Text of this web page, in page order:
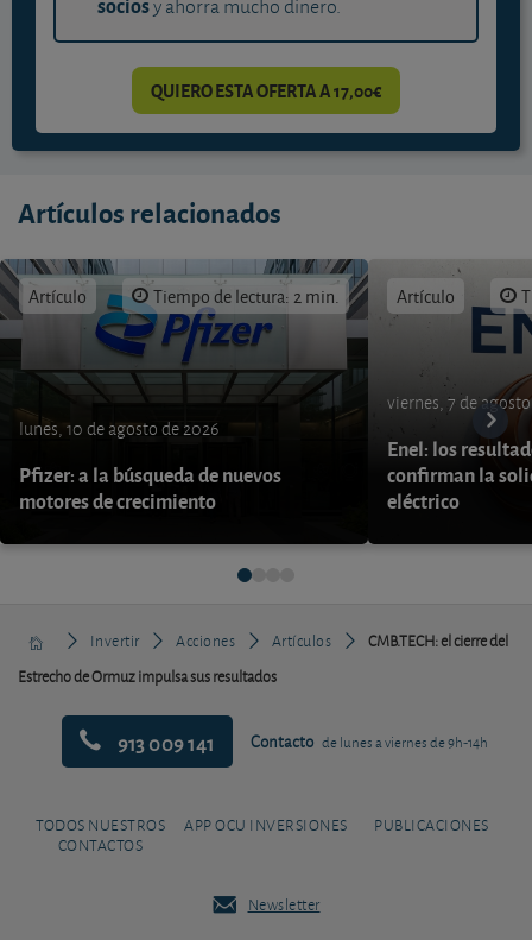
y ahorra mucho dinero.
QUIERO ESTA OFERTA A 17,00€
Artículos relacionados
Artículo Tiempo de lectura: 2 min.
lunes, 10 de agosto de 2026
Pfizer: a la búsqueda de nuevos
motores de crecimiento
Artículo
viernes, 7 de
Enel: los
confirman la
eléctrico
Invertir Acciones Artículos
CMB.TECH: el cierre del
Estrecho de Ormuz impulsa sus resultados
913 009 141 Contacto de lunes a viernes de 9h-14h
TODOS NUESTROS
CONTACTOS
APP OCU INVERSIONES PUBLICACIONES
Newsletter